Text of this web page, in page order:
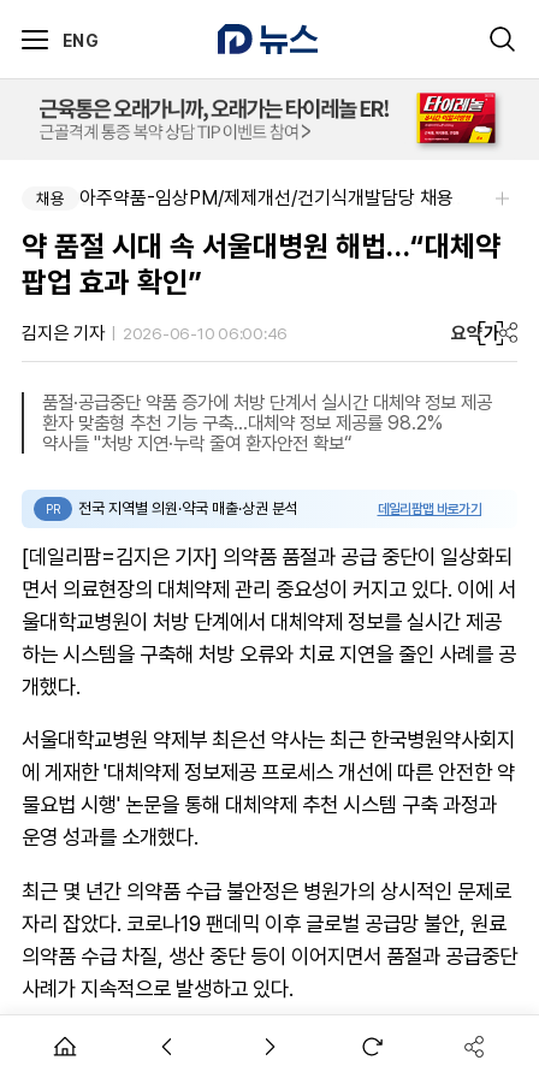
ENG
채용 알보젠코리아-향남공장 OQA 품질약사 채용(주5일/파트타임 가능)
채용 아주약품-임상PM/제제개선/건기식개발담당 채용
약 품절 시대 속 서울대병원 해법…“대체약
팝업 효과 확인”
김지은 기자 2026-06-10 06:00:46 요약가
품절·공급중단 약품 증가에 처방 단계서 실시간 대체약 정보 제공
환자 맞춤형 추천 기능 구축…대체약 정보 제공률 98.2%
약사들 "처방 지연·누락 줄여 환자안전 확보“
PR 전국 지역별 의원·약국 매출·상권 분석 데일리팜맵 바로가기
[데일리팜=김지은 기자] 의약품 품절과 공급 중단이 일상화되
면서 의료현장의 대체약제 관리 중요성이 커지고 있다. 이에 서
울대학교병원이 처방 단계에서 대체약제 정보를 실시간 제공
하는 시스템을 구축해 처방 오류와 치료 지연을 줄인 사례를 공
개했다.
서울대학교병원 약제부 최은선 약사는 최근 한국병원약사회지
에 게재한 '대체약제 정보제공 프로세스 개선에 따른 안전한 약
물요법 시행' 논문을 통해 대체약제 추천 시스템 구축 과정과
운영 성과를 소개했다.
최근 몇 년간 의약품 수급 불안정은 병원가의 상시적인 문제로
자리 잡았다. 코로나19 팬데믹 이후 글로벌 공급망 불안, 원료
의약품 수급 차질, 생산 중단 등이 이어지면서 품절과 공급중단
사례가 지속적으로 발생하고 있다.